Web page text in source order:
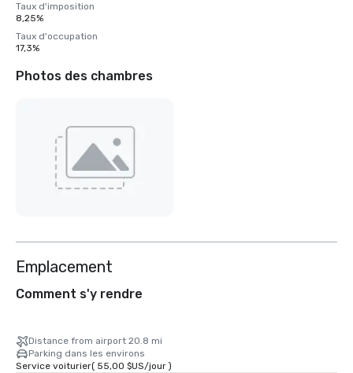
Taux d'imposition
8,25%
Taux d'occupation
17,3%
Photos des chambres
Emplacement
Comment s'y rendre
Distance from airport 20.8 mi
Parking dans les environs
Service voiturier( 55,00 $US/jour)